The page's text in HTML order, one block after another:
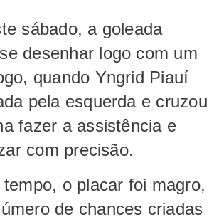
sábado, a goleada
desenhar logo com um
quando Yngrid Piauí
pela esquerda e cruzou
fazer a assistência e
com precisão.
o placar foi magro,
de chances criadas